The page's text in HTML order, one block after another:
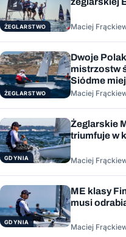
ŻEGLARSTWO Maciej
ŻEGLARSTWO
Dwoje
mistrzostw
Siódme
Maciej
GDYNIA
Żeglarskie
triumfuje w
Maciej
GDYNIA
ME klasy
musi
Maciej